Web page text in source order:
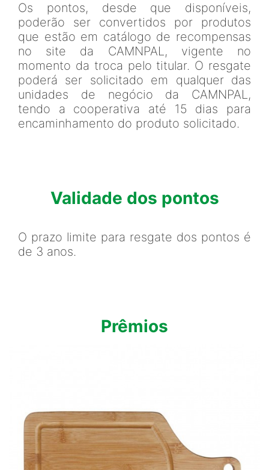
Os pontos, desde que disponíveis,
poderão ser convertidos por produtos
que estão em catálogo de recompensas
no site da CAMNPAL, vigente no
momento da troca pelo titular. O resgate
poderá ser solicitado em qualquer das
unidades de negócio da CAMNPAL,
tendo a cooperativa até 15 dias para
encaminhamento do produto solicitado.
Validade dos pontos
O prazo limite para resgate dos pontos é
de 3 anos.
Prêmios